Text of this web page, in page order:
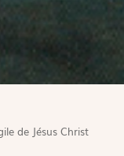
de Jésus Christ